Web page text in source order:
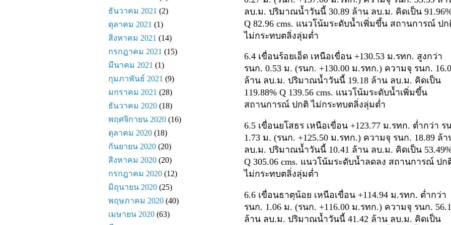
ลบ.ม. ปริมาณน้ำวันนี้ 30.89 ล้าน ลบ.ม. คิดเป็น
Q 82.96 cms. แนวโน้มระดับน้ำเพิ่มขึ้น สถานการณ์ ปก
ไม่กระทบตลิ่งลุ่มต่ำ
6.4 เขื่อนร้อยเอ็ด เหนือเขื่อน +130.53 ม.รทก. สูงกว่า
รนก. 0.53 ม. (รนก. +130.00 ม.รทก.) ความจุ รนก.
ล้าน ลบ.ม. ปริมาณน้ำวันนี้ 19.18 ล้าน ลบ.ม. คิดเป็น
119.88% Q 139.56 cms. แนวโน้มระดับน้ำเพิ่มขึ้น
สถานการณ์ ปกติ ไม่กระทบตลิ่งลุ่มต่ำ
6.5 เขื่อนยโสธร เหนือเขื่อน +123.77 ม.รทก. ต่ำกว่า ร
1.73 ม. (รนก. +125.50 ม.รทก.) ความจุ รนก. 18.89 ล้า
ลบ.ม. ปริมาณน้ำวันนี้ 10.41 ล้าน ลบ.ม. คิดเป็น
Q 305.06 cms. แนวโน้มระดับน้ำลดลง สถานการณ์ ปก
ไม่กระทบตลิ่งลุ่มต่ำ
6.6 เขื่อนธาตุน้อย เหนือเขื่อน +114.94 ม.รทก. ต่ำกว่า
รนก. 1.06 ม. (รนก. +116.00 ม.รทก.) ความจุ รนก.
ล้าน ลบ.ม. ปริมาณน้ำวันนี้ 41.42 ล้าน ลบ.ม. คิดเป็น
ธันวาคม 2021 (2)
ตุลาคม 2021 (1)
สิงหาคม 2021 (14)
กรกฎาคม 2021 (15)
มีนาคม 2021 (1)
กุมภาพันธ์ 2021 (9)
มกราคม 2021 (28)
ธันวาคม 2020 (18)
พฤศจิกายน 2020 (16)
ตุลาคม 2020 (18)
กันยายน 2020 (20)
สิงหาคม 2020 (20)
กรกฎาคม 2020 (12)
มิถุนายน 2020 (25)
พฤษภาคม 2020 (40)
เมษายน 2020 (63)